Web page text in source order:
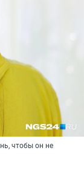
чтобы он не